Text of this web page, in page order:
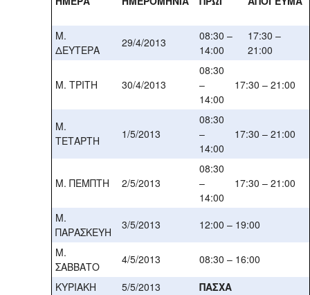
Μ.
ΔΕΥΤΕΡΑ
29/4/2013
08:30 –
14:00
17:30 –
21:00
Μ. ΤΡΙΤΗ 30/4/2013
08:30
–
14:00
17:30 – 21:00
Μ.
ΤΕΤΑΡΤΗ
1/5/2013
08:30
–
14:00
17:30 – 21:00
Μ. ΠΕΜΠΤΗ 2/5/2013
08:30
–
14:00
17:30 – 21:00
Μ.
ΠΑΡΑΣΚΕΥΗ
3/5/2013
12:00 – 19:00
Μ.
ΣΑΒΒΑΤΟ
4/5/2013
08:30 – 16:00
ΚΥΡΙΑΚΗ
5/5/2013
ΠΑΣΧΑ